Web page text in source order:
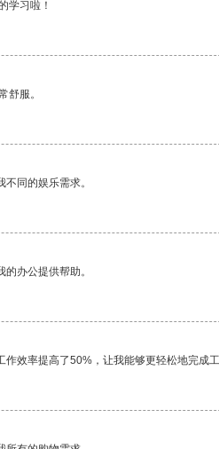
学习啦！
舒服。
同的娱乐需求。
办公提供帮助。
效率提高了50%，让我能够更轻松地完成工